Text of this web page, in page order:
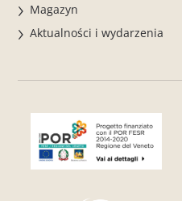
Magazyn
Aktualności i wydarzenia